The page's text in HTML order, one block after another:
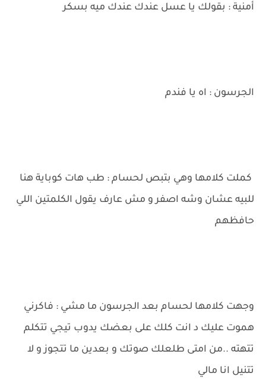
أمنية : بقولك يا عسل عندك عندك ميه بسكر
الجرسون : اه يا فندم
كملت كلامها وهي بتبص لحسام : طب هات كوباية هنا
للبيه عشان وشه اصفر و مش عارف يقول الكلمتين اللي
حافظهم
وجهت كلامها لحسام بعد الجرسون ما مشي : فاكرني
هموت عليك د انت كلك على بعضك يدوب تيجي تتكلم
تتهته ..من امتى طلعلك صوتك و بعدين ما تتجوز و لا
تتنيل انا مالي